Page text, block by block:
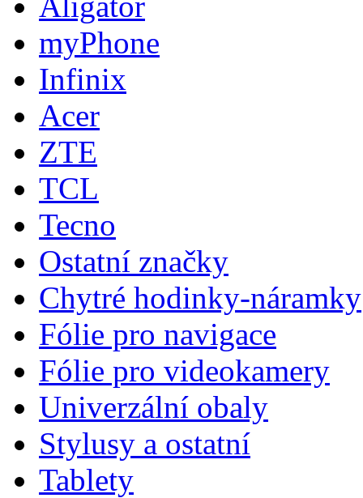
myPhone
Infinix
Acer
ZTE
TCL
Tecno
Ostatní značky
Chytré hodinky-náramky
Fólie pro navigace
Fólie pro videokamery
Univerzální obaly
Stylusy a ostatní
Tablety